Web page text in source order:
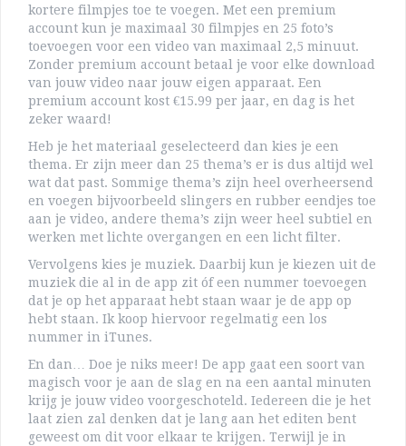
kortere filmpjes toe te voegen. Met een premium
account kun je maximaal 30 filmpjes en 25 foto’s
toevoegen voor een video van maximaal 2,5 minuut.
Zonder premium account betaal je voor elke download
van jouw video naar jouw eigen apparaat. Een
premium account kost €15.99 per jaar, en dag is het
zeker waard!
Heb je het materiaal geselecteerd dan kies je een
thema. Er zijn meer dan 25 thema’s er is dus altijd wel
wat dat past. Sommige thema’s zijn heel overheersend
en voegen bijvoorbeeld slingers en rubber eendjes toe
aan je video, andere thema’s zijn weer heel subtiel en
werken met lichte overgangen en een licht filter.
Vervolgens kies je muziek. Daarbij kun je kiezen uit de
muziek die al in de app zit óf een nummer toevoegen
dat je op het apparaat hebt staan waar je de app op
hebt staan. Ik koop hiervoor regelmatig een los
nummer in iTunes.
En dan… Doe je niks meer! De app gaat een soort van
magisch voor je aan de slag en na een aantal minuten
krijg je jouw video voorgeschoteld. Iedereen die je het
laat zien zal denken dat je lang aan het editen bent
geweest om dit voor elkaar te krijgen. Terwijl je in